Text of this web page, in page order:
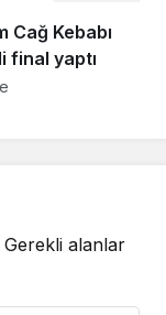
Cağ Kebabı
final yaptı
Gerekli alanlar